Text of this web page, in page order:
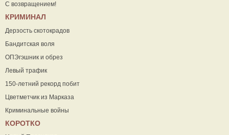
С возвращением!
КРИМИНАЛ
Дерзость скотокрадов
Бандитская воля
ОПЭгэшник и обрез
Левый трафик
150-летний рекорд побит
Цветметчик из Марказа
Криминальные войны
КОРОТКО